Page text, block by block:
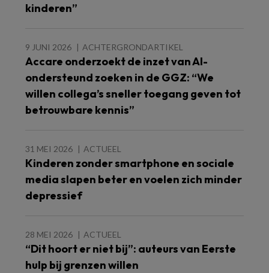
kinderen”
9 JUNI 2026 ACHTERGRONDARTIKEL
Accare onderzoekt de inzet van AI-
ondersteund zoeken in de GGZ: “We
willen collega’s sneller toegang geven tot
betrouwbare kennis”
31 MEI 2026 ACTUEEL
Kinderen zonder smartphone en sociale
media slapen beter en voelen zich minder
depressief
28 MEI 2026 ACTUEEL
“Dit hoort er niet bij”: auteurs van Eerste
hulp bij grenzen willen